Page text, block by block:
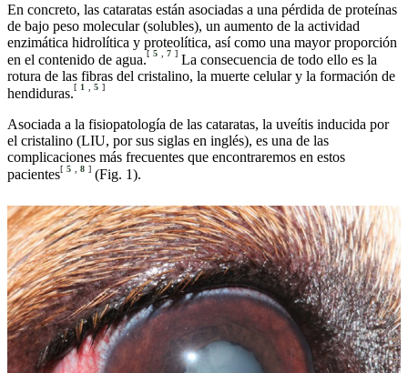
En concreto, las cataratas están asociadas a una pérdida de proteínas
de bajo peso molecular (solubles), un aumento de la actividad
enzimática hidrolítica y proteolítica, así como una mayor proporción
en el contenido de agua.[ 5 7 ] La consecuencia de todo ello es la
rotura de las fibras del cristalino, la muerte celular y la formación de
hendiduras.[ 1 , 5 ]
Asociada a la fisiopatología de las cataratas, la uveítis inducida por
el cristalino (LIU, por sus siglas en inglés), es una de las
complicaciones más frecuentes que encontraremos en estos
pacientes[ 5 8 ] (Fig. 1).